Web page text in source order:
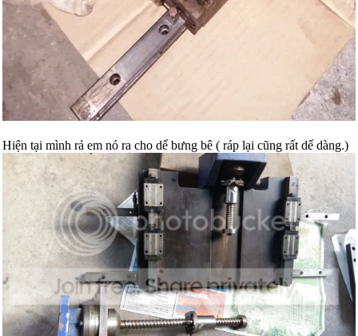
Hiện tại mình rả em nó ra cho dể bưng bê ( ráp lại cũng rất dể dàng.)